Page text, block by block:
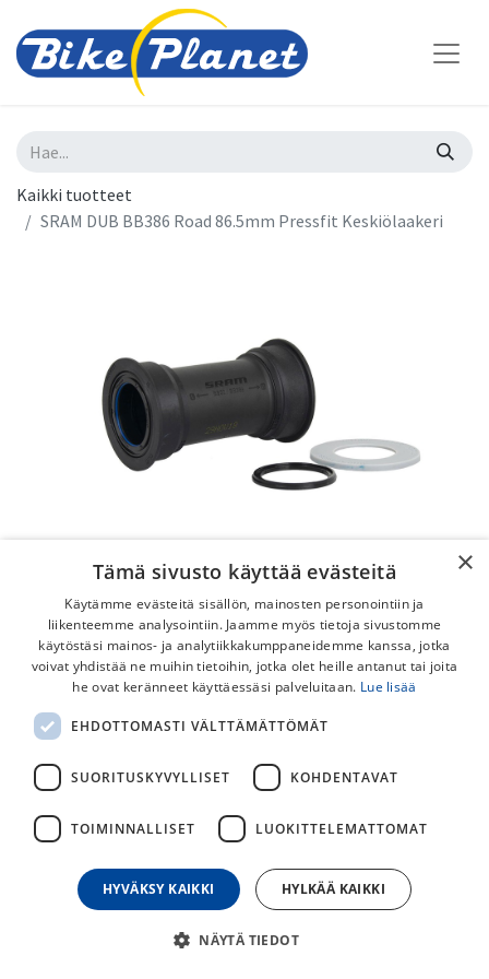
Kaikki tuotteet
SRAM DUB BB386 Road 86.5mm Pressfit Keskiölaakeri
SRAM DUB BB386 Road 86.5mm
Pressfit Keskiölaakeri
SRAM DUB BB386 Road Pressfit 86.5mm keskiölaakeri.
69,00€
päivän alin hinta
×
Tämä sivusto käyttää evästeitä
Käytämme evästeitä sisällön, mainosten personointiin ja
liikenteemme analysointiin. Jaamme myös tietoja sivustomme
käytöstäsi mainos- ja analytiikkakumppaneidemme kanssa, jotka
voivat yhdistää ne muihin tietoihin, jotka olet heille antanut tai joita
he ovat keränneet käyttäessäsi palveluitaan. Lue lisää
EHDOTTOMASTI VÄLTTÄMÄTTÖMÄT
SUORITUSKYVYLLISET KOHDENTAVAT
TOIMINNALLISET LUOKITTELEMATTOMAT
HYVÄKSY KAIKKI HYLKÄÄ KAIKKI
NÄYTÄ TIEDOT